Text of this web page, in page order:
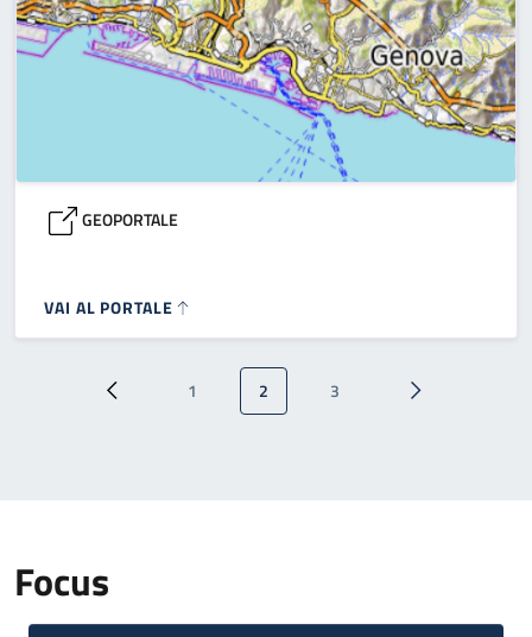
GEOPORTALE
VAI AL PORTALE
Paginazione
Pagina precedente
Pagina
1 Pagina attuale
2 Pagina
3 Pagina
Focus